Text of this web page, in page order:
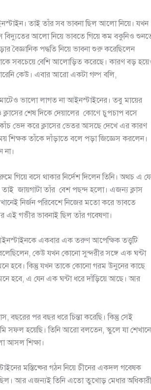
তাই তাঁর সব ভাবনা ছিল আলো নিয়ে। যখন
বিদ্যুতের আলো নিয়ে ভাবতে গিয়ে কম বকুনিও
বৈজ্ঞানিক পদ্ধতি নিয়ে ভাবনা শুরু করেছিলেন
সবচেয়ে বেশি আলোড়িত করেছে। কারণ বড়
কেউ। এবার আরো একটা গল্প বলি,
ভালো লাগত না আইনস্টাইনের। তবু মায়ের
ক্লাসের শেষ দিকে দেয়ালের কোণে চুপচাপ বসে
ভেদ করে ক্লাসের ভেতর আসছে দেখে এর কারণ
তাঁকে দাঁড়াতে বলে পড়া জিজ্ঞেস করলেন।
না।
গিয়ে বসে থাকার নির্দেশ দিলেন তিনি। অথচ এ
জায়গাটা তাঁর বেশ পছন্দ হলো। এজন্য ক্লাস
নির্জন পরিবেশে নিজের মতো করে ভাবতে
গভীর ভাবনাই ছিল তাঁর গবেষণা।
একবার এক তরুণ আপেক্ষিক তত্ত্বটি
কেউ যখন কোনো সুন্দরীর সঙ্গে এক ঘন্টা
হবে। কিন্তু যখন তাকে কোনো গরম উনুনের কাছে
হবে, এ যেন এক ঘন্টা ধরে দাঁড়িয়ে আছে। আর
বছরের পর বছর ধরে চিন্তা করেছি। কিন্তু সেই
সফল হয়েছি। তিনি আরো বলতেন, স্কুলে যা
আসল শিক্ষা।
মস্তিষ্কের গঠন নিয়ে চীনের একদল গবেষক
ছিল। আর এজন্যই তিনি এতো তুখোড় মেধার